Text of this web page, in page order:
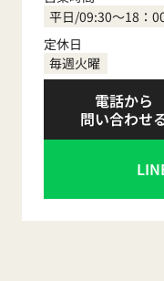
平日/09:30～18：
定休日
毎週火曜
電話から
問い合わせ